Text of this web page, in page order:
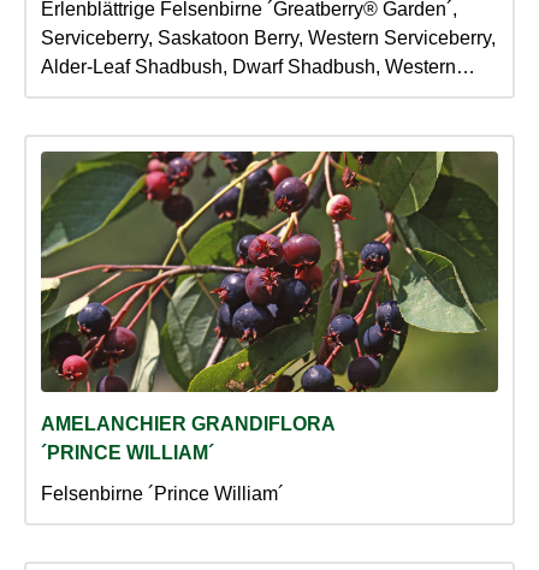
Erlenblättrige Felsenbirne ´Greatberry® Garden´,
Serviceberry, Saskatoon Berry, Western Serviceberry,
Alder-Leaf Shadbush, Dwarf Shadbush, Western
Juneberry
AMELANCHIER GRANDIFLORA
´PRINCE WILLIAM´
Felsenbirne ´Prince William´